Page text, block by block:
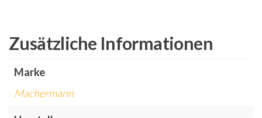
Zusätzliche Informationen
Marke
Machermann